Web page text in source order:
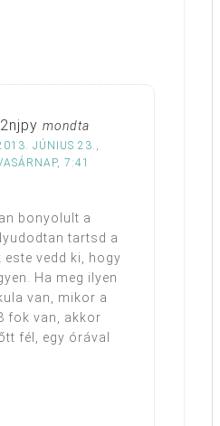
l2njpy mondta
JÚNIUS 23.,
7:41
bonyolult a
tartsd a
este vedd ki, hogy
Ha meg ilyen
van, mikor a
fok van, akkor
fél, egy órával